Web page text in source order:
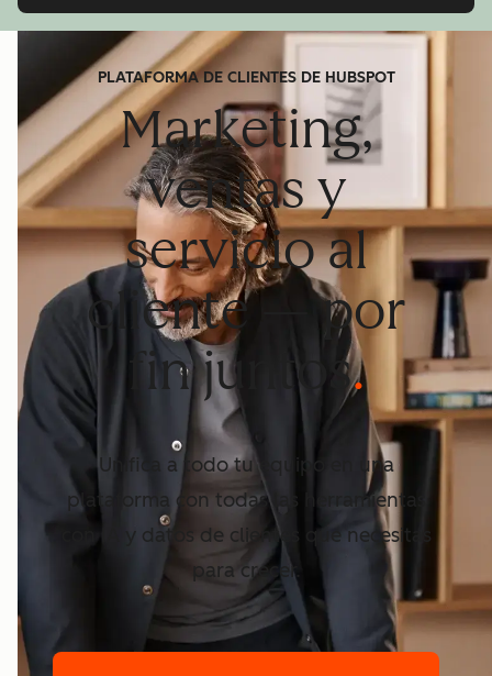
PLATAFORMA DE CLIENTES DE HUBSPOT
Marketing,
ventas y
servicio al
cliente — por
fin juntos
Unifica a todo tu equipo en una
plataforma con todas las
herramientas
con IA y datos de clientes que necesitas
para crecer.